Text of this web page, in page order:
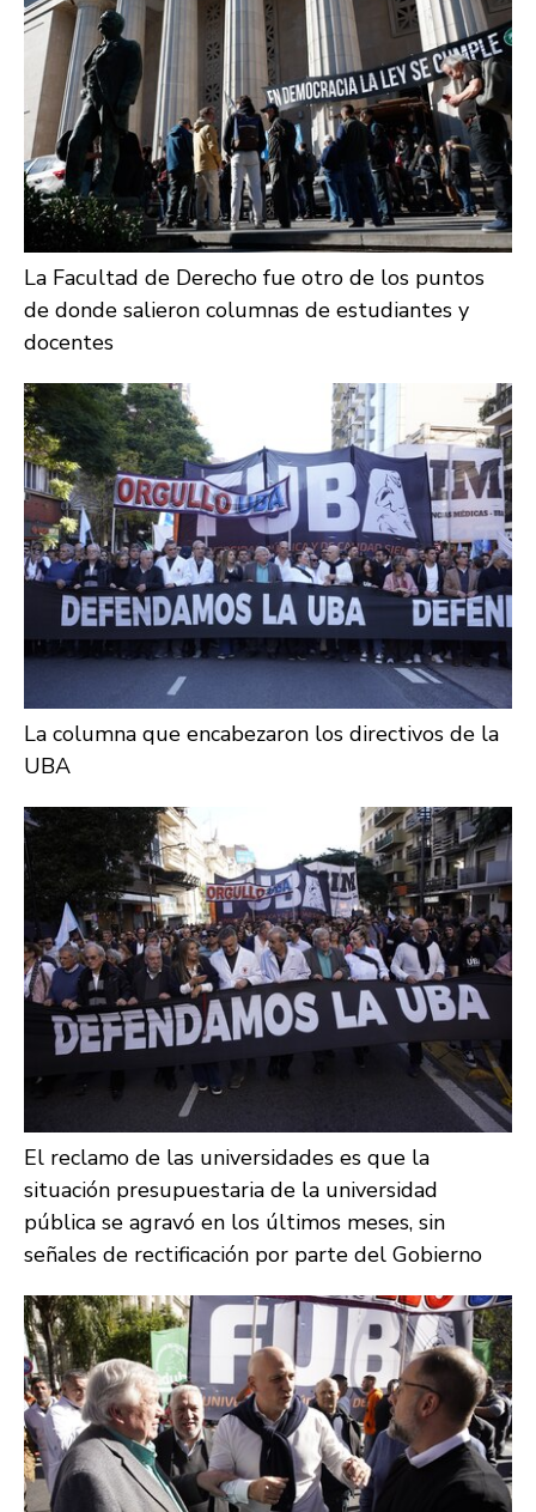
La Facultad de Derecho fue otro de los puntos
de donde salieron columnas de estudiantes y
docentes
La columna que encabezaron los directivos de la
UBA
El reclamo de las universidades es que la
situación presupuestaria de la universidad
pública se agravó en los últimos meses, sin
señales de rectificación por parte del Gobierno